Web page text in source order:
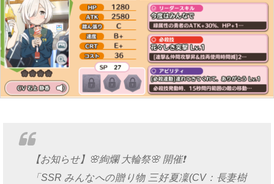
【お知らせ】🌸絢爛 大輪祭🌸 開催❗
「SSR みんなへの贈り物 三好夏凜(CV：長妻樹